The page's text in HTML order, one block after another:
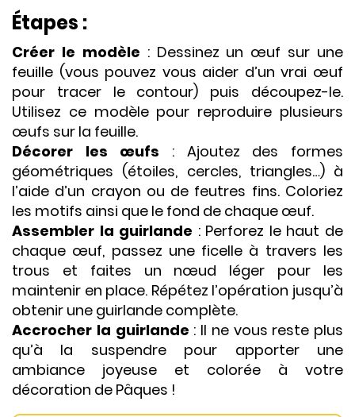
Étapes :
Créer le modèle : Dessinez un œuf sur une
feuille (vous pouvez vous aider d’un vrai œuf
pour tracer le contour) puis découpez-le.
Utilisez ce modèle pour reproduire plusieurs
œufs sur la feuille.
Décorer les œufs : Ajoutez des formes
géométriques (étoiles, cercles, triangles…) à
l’aide d’un crayon ou de feutres fins. Coloriez
les motifs ainsi que le fond de chaque œuf.
Assembler la guirlande : Perforez le haut de
chaque œuf, passez une ficelle à travers les
trous et faites un nœud léger pour les
maintenir en place. Répétez l’opération jusqu’à
obtenir une guirlande complète.
Accrocher la guirlande : Il ne vous reste plus
qu’à la suspendre pour apporter une
ambiance joyeuse et colorée à votre
décoration de Pâques !